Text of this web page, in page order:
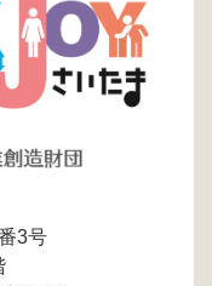
3号